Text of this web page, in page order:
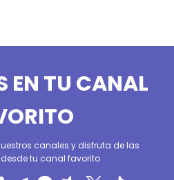
EN TU CANAL
canales y disfruta de las
tu canal favorito